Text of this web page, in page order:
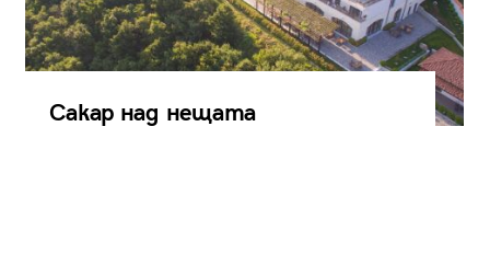
Сакар над нещата